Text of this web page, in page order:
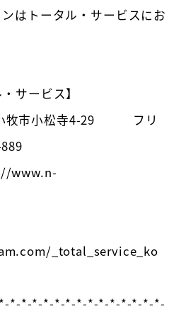
はトータル・サービスにお
サービス】
牧市小松寺4-29 フリ
www.n-
_total_service_ko
*-*-*-*-*-*-*-*-*-*-*-*-*-*-